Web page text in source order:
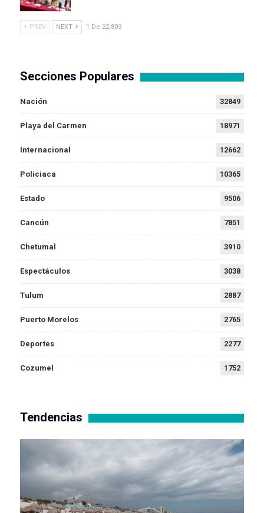
PREV NEXT 1 De 22,803
Secciones Populares
Nación 32849
Playa del Carmen 18971
Internacional 12662
Policiaca 10365
Estado 9506
Cancún 7851
Chetumal 3910
Espectáculos 3038
Tulum 2887
Puerto Morelos 2765
Deportes 2277
Cozumel 1752
Tendencias